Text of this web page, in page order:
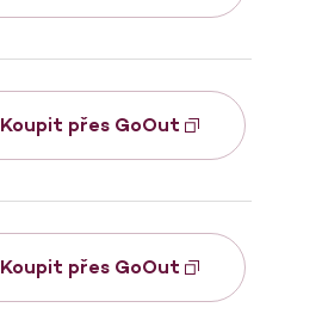
Koupit přes GoOut
Koupit přes GoOut